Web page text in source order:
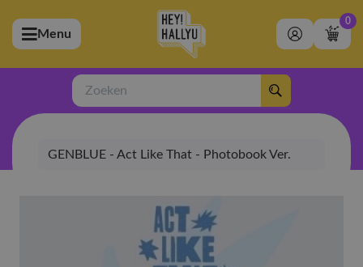
(Artiesten)
(Merchandise)
(Exclusive)
(Winkel)
Menu
0
Zoeken
GENBLUE - Act Like That - Photobook Ver.